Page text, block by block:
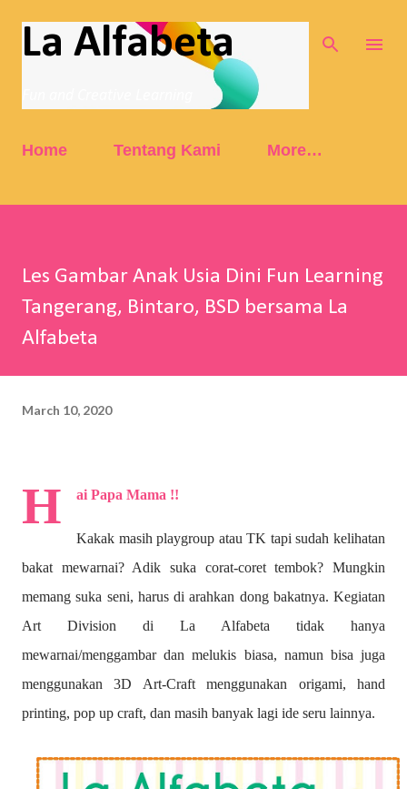
Skip to main content
La Alfabeta
Home Tentang Kami More…
Les Gambar Anak Usia Dini Fun Learning
Tangerang, Bintaro, BSD bersama La
Alfabeta
March 10, 2020
H ai Papa Mama !!
Kakak masih playgroup atau TK tapi sudah kelihatan
bakat mewarnai? Adik suka corat-coret tembok? Mungkin
memang suka seni, harus di arahkan dong bakatnya. Kegiatan
Art Division di La Alfabeta tidak hanya
mewarnai/menggambar dan melukis biasa, namun bisa juga
menggunakan 3D Art-Craft menggunakan origami, hand
printing, pop up craft, dan masih banyak lagi ide seru lainnya.